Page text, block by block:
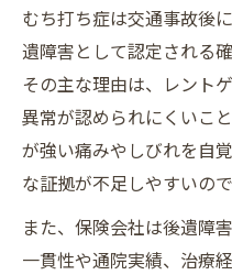
むち打ち症は交通事故後
遺障害として認定される
その主な理由は、レント
異常が認められにくいこ
が強い痛みやしびれを自
な証拠が不足しやすいので
また、保険会社は後遺障
一貫性や通院実績、治療